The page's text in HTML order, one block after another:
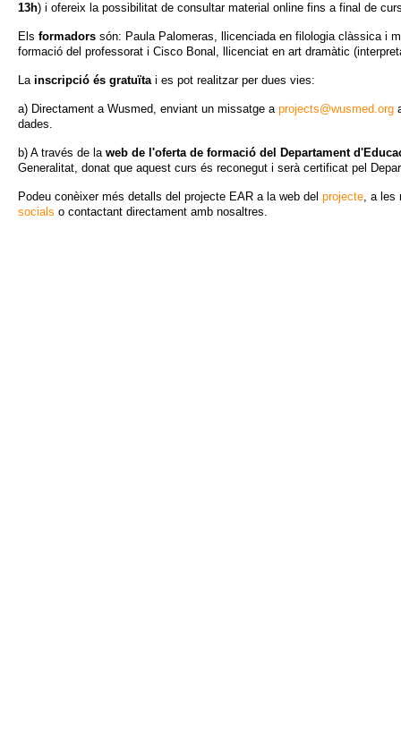
13h) i ofereix la possibilitat de consultar material online fins a final de
Els formadors són: Paula Palomeras, llicenciada en filologia clàssica i
formació del professorat i Cisco Bonal, llicenciat en art dramàtic
Lainscripció és gratuïta i es pot realitzar per dues vies:
a) Directament a Wusmed, enviant un missatge a projects@wusmed.org
dades.
b) A través de la web de l'oferta de formació del Departament
Generalitat, donat que aquest curs és reconegut i serà certificat pel
Podeu conèixer més detalls del projecte EAR a la web del projecte, a les
socials o contactant directament amb nosaltres.